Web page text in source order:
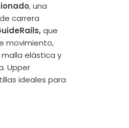
, una
carrera
que
movimiento,
elástica y
Upper
ideales para